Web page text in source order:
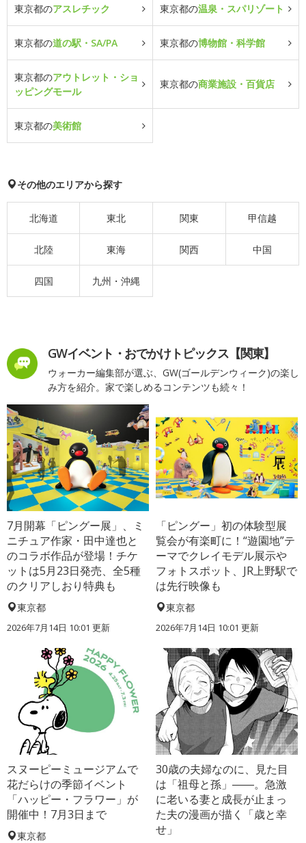
東京都のアスレチック 東京都の温泉・スパリゾート
東京都の道の駅・SA/PA 東京都の博物館・科学館
東京都のアウトレット・ショ
ッピングモール
東京都の商業施設・百貨店
東京都の美術館
その他のエリアから探す
北海道 東北 関東 甲信越
北陸 東海 関西 中国
四国 九州・沖縄
GWイベント・おでかけトピックス【関東】
ウォーカー編集部が選ぶ、GW(ゴールデンウィーク)の楽し
み方を紹介。家で楽しめるコンテンツも続々！
7月開幕「ピングー展」、ミ
ニチュア作家・田中達也と
のコラボ作品が登場！チケ
ットは5月23日発売、全5種
のクリアしおり特典も
東京都
2026年7月14日 10:01 更新
「ピングー」初の体験型展
覧会が有楽町に！“遊園地”テ
ーマでクレイモデル展示や
フォトスポット、JR上野駅で
は先行映像も
東京都
2026年7月14日 10:01 更新
スヌーピーミュージアムで
花だらけの季節イベント
「ハッピー・フラワー」が
開催中！7月3日まで
東京都
30歳の夫婦なのに、見た目
は「祖母と孫」――。急激
に老いる妻と成長が止まっ
た夫の漫画が描く「歳と幸
せ」